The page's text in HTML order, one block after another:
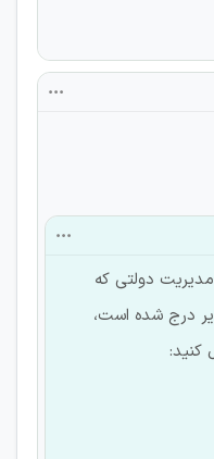
دولتی که
درج شده است،
کنید: